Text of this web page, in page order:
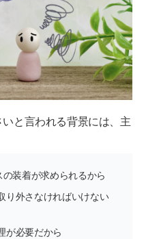
と言われる背景には、主
装着が求められるから
り外さなければいけない
が必要だから